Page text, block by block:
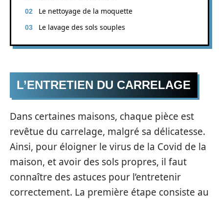
Le nettoyage de la moquette
Le lavage des sols souples
L’ENTRETIEN DU CARRELAGE
Dans certaines maisons, chaque pièce est
revêtue du carrelage, malgré sa délicatesse.
Ainsi, pour éloigner le virus de la Covid de la
maison, et avoir des sols propres, il faut
connaître des astuces pour l’entretenir
correctement. La première étape consiste au